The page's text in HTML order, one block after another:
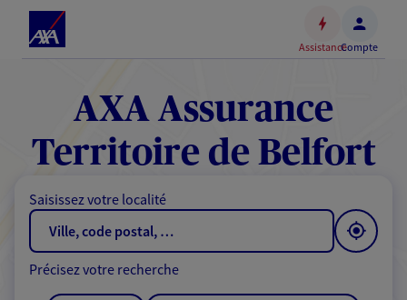
Accéder
contenu
principal
Accéder
au
de
AssistanceCompte
AXA Assurance
Territoire de Belfort
Saisissez votre localité
Précisez votre recherche